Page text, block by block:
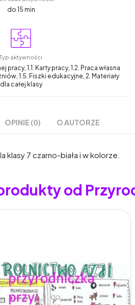
do 15 min
Typ aktywności
pracy, 1.1. Karty pracy, 1.2. Praca własna
1.5. Fiszki edukacyjne, 2. Materiały
dla całej klasy
OPINIE (0) O AUTORZE
klasy 7 czarno-biała i w kolorze.
od